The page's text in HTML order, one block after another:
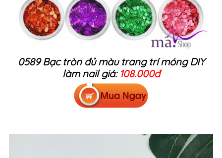
0589 Bạc tròn đủ màu trang trí móng DIY
làm nail giá: 108.000đ